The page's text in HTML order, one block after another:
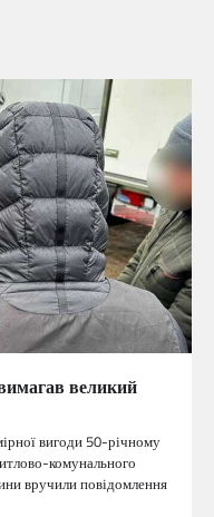
великий
вигоди 50-річному
комунального
вручили повідомлення